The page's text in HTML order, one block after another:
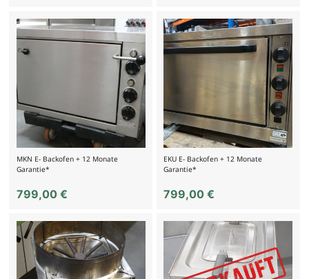
MKN E- Backofen + 12 Monate
Garantie*
799,00 €
EKU E- Backofen + 12 Monate
Garantie*
799,00€